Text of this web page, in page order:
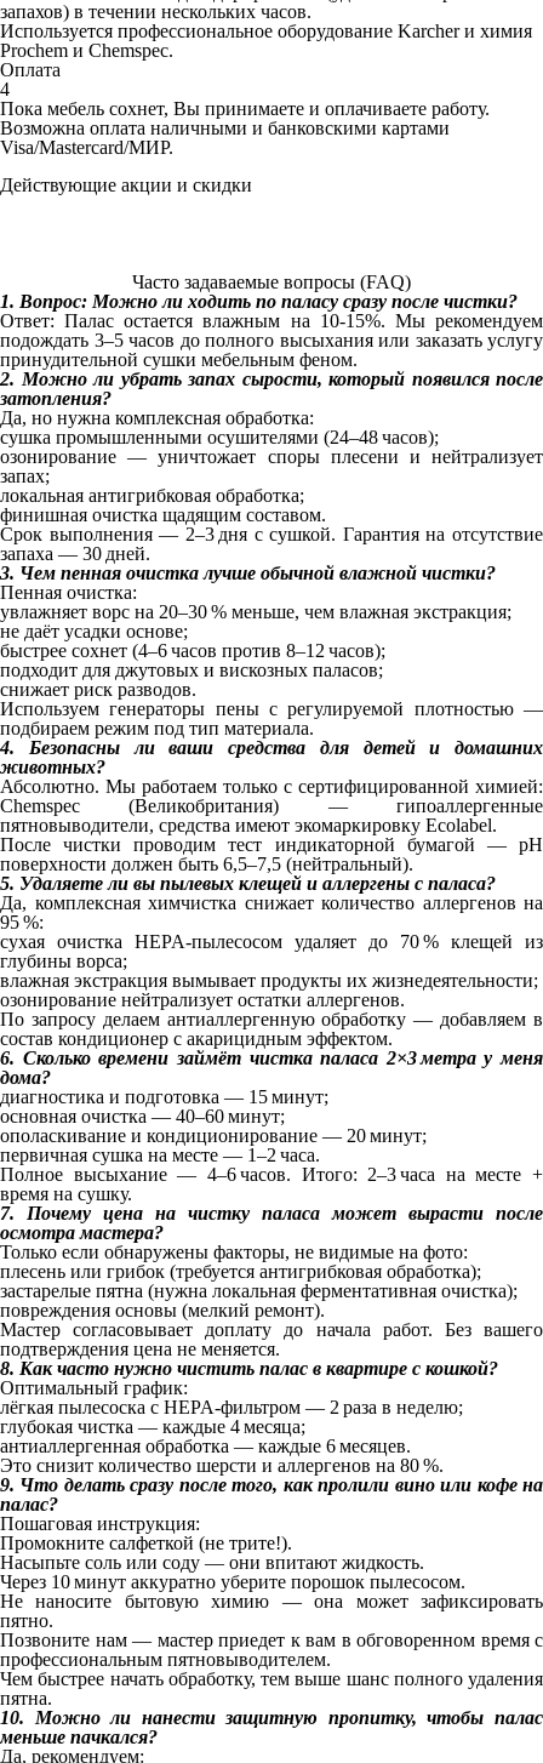
запахов) в течении нескольких часов.
Используется профессиональное оборудование Karcher и химия
Prochem и Chemspec.
Оплата
4
Пока мебель сохнет, Вы принимаете и оплачиваете работу.
Возможна оплата наличными и банковскими картами
Visa/Mastercard/МИР.
Действующие акции и скидки
Часто задаваемые вопросы (FAQ)
1. Вопрос: Можно ли ходить по паласу сразу после чистки?
Ответ: Палас остается влажным на 10-15%. Мы рекомендуем
подождать 3–5 часов до полного высыхания или заказать услугу
принудительной сушки мебельным феном.
2. Можно ли убрать запах сырости, который появился после
затопления?
Да, но нужна комплексная обработка:
сушка промышленными осушителями (24–48 часов);
озонирование — уничтожает споры плесени и нейтрализует
запах;
локальная антигрибковая обработка;
финишная очистка щадящим составом.
Срок выполнения — 2–3 дня с сушкой. Гарантия на отсутствие
запаха — 30 дней.
3. Чем пенная очистка лучше обычной влажной чистки?
Пенная очистка:
увлажняет ворс на 20–30 % меньше, чем влажная экстракция;
не даёт усадки основе;
быстрее сохнет (4–6 часов против 8–12 часов);
подходит для джутовых и вискозных паласов;
снижает риск разводов.
Используем генераторы пены с регулируемой плотностью —
подбираем режим под тип материала.
4. Безопасны ли ваши средства для детей и домашних
животных?
Абсолютно. Мы работаем только с сертифицированной химией:
Chemspec (Великобритания) — гипоаллергенные
пятновыводители, средства имеют экомаркировку Ecolabel.
После чистки проводим тест индикаторной бумагой — pH
поверхности должен быть 6,5–7,5 (нейтральный).
5. Удаляете ли вы пылевых клещей и аллергены с паласа?
Да, комплексная химчистка снижает количество аллергенов на
95 %:
сухая очистка HEPA‑пылесосом удаляет до 70 % клещей из
глубины ворса;
влажная экстракция вымывает продукты их жизнедеятельности;
озонирование нейтрализует остатки аллергенов.
По запросу делаем антиаллергенную обработку — добавляем в
состав кондиционер с акарицидным эффектом.
6. Сколько времени займёт чистка паласа 2×3 метра у меня
дома?
диагностика и подготовка — 15 минут;
основная очистка — 40–60 минут;
ополаскивание и кондиционирование — 20 минут;
первичная сушка на месте — 1–2 часа.
Полное высыхание — 4–6 часов. Итого: 2–3 часа на месте +
время на сушку.
7. Почему цена на чистку паласа может вырасти после
осмотра мастера?
Только если обнаружены факторы, не видимые на фото:
плесень или грибок (требуется антигрибковая обработка);
застарелые пятна (нужна локальная ферментативная очистка);
повреждения основы (мелкий ремонт).
Мастер согласовывает доплату до начала работ. Без вашего
подтверждения цена не меняется.
8. Как часто нужно чистить палас в квартире с кошкой?
Оптимальный график:
лёгкая пылесоска с HEPA‑фильтром — 2 раза в неделю;
глубокая чистка — каждые 4 месяца;
антиаллергенная обработка — каждые 6 месяцев.
Это снизит количество шерсти и аллергенов на 80 %.
9. Что делать сразу после того, как пролили вино или кофе на
палас?
Пошаговая инструкция:
Промокните салфеткой (не трите!).
Насыпьте соль или соду — они впитают жидкость.
Через 10 минут аккуратно уберите порошок пылесосом.
Не наносите бытовую химию — она может зафиксировать
пятно.
Позвоните нам — мастер приедет к вам в обговоренном время с
профессиональным пятновыводителем.
Чем быстрее начать обработку, тем выше шанс полного удаления
пятна.
10. Можно ли нанести защитную пропитку, чтобы палас
меньше пачкался?
Да, рекомендуем: